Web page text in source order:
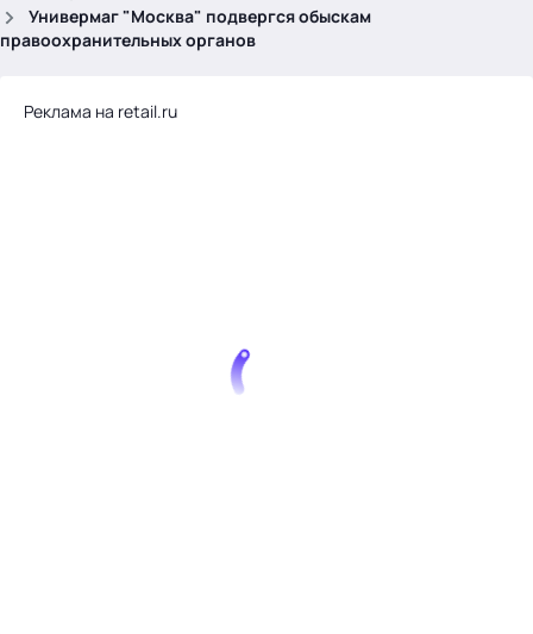
Универмаг "Москва" подвергся обыскам
правоохранительных органов
Реклама на retail.ru